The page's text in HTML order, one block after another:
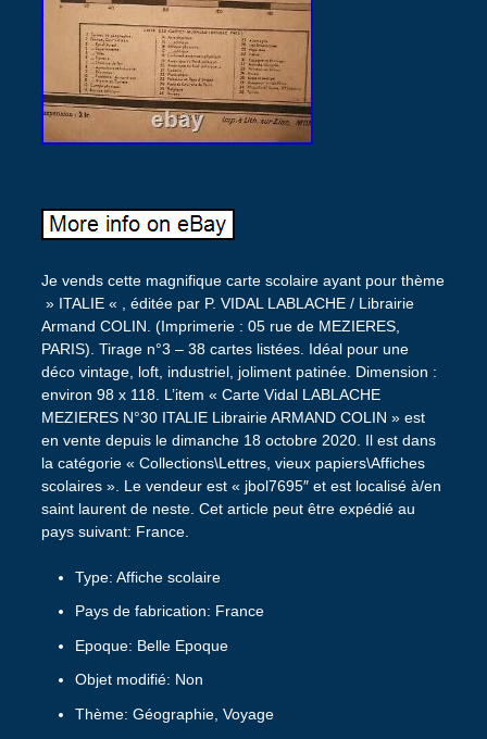
Je vends cette magnifique carte scolaire ayant pour thème
» ITALIE « , éditée par P. VIDAL LABLACHE / Librairie
Armand COLIN. (Imprimerie : 05 rue de MEZIERES,
PARIS). Tirage n°3 – 38 cartes listées. Idéal pour une
déco vintage, loft, industriel, joliment patinée. Dimension :
environ 98 x 118. L’item « Carte Vidal LABLACHE
MEZIERES N°30 ITALIE Librairie ARMAND COLIN » est
en vente depuis le dimanche 18 octobre 2020. Il est dans
la catégorie « Collections\Lettres, vieux papiers\Affiches
scolaires ». Le vendeur est « jbol7695″ et est localisé à/en
saint laurent de neste. Cet article peut être expédié au
pays suivant: France.
Type: Affiche scolaire
Pays de fabrication: France
Epoque: Belle Epoque
Objet modifié: Non
Thème: Géographie, Voyage